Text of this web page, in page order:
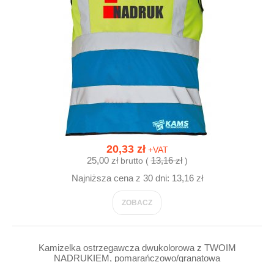
20,33 zł+VAT
25,00 złbrutto (13,16 zł)
Najniższa cena z 30 dni: 13,16 zł
ZOBACZ
Kamizelka ostrzegawcza dwukolorowa z TWOIM
NADRUKIEM, pomarańczowo/granatowa